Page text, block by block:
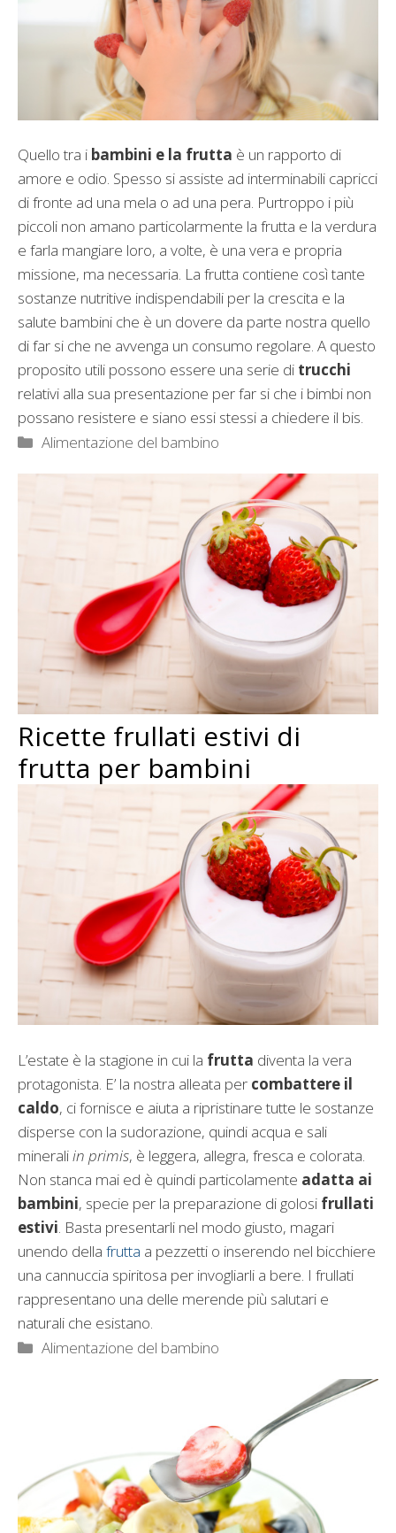
Quello tra i bambini e la frutta è un rapporto di
amore e odio. Spesso si assiste ad interminabili capricci
di fronte ad una mela o ad una pera. Purtroppo i più
piccoli non amano particolarmente la frutta e la verdura
e farla mangiare loro, a volte, è una vera e propria
missione, ma necessaria. La frutta contiene così tante
sostanze nutritive indispendabili per la crescita e la
salute bambini che è un dovere da parte nostra quello
di far si che ne avvenga un consumo regolare. A questo
proposito utili possono essere una serie di trucchi
relativi alla sua presentazione per far si che i bimbi non
possano resistere e siano essi stessi a chiedere il bis.
Categorie
Alimentazione del bambino
Ricette frullati estivi di
frutta per bambini
L’estate è la stagione in cui la frutta diventa la vera
protagonista. E’ la nostra alleata per combattere il
caldo, ci fornisce e aiuta a ripristinare tutte le sostanze
disperse con la sudorazione, quindi acqua e sali
mineraliin primis, è leggera, allegra, fresca e colorata.
Non stanca mai ed è quindi particolamente adatta ai
bambini, specie per la preparazione di golosi frullati
estivi. Basta presentarli nel modo giusto, magari
unendo della frutta a pezzetti o inserendo nel bicchiere
una cannuccia spiritosa per invogliarli a bere. I frullati
rappresentano una delle merende più salutari e
naturali che esistano.
Categorie
Alimentazione del bambino